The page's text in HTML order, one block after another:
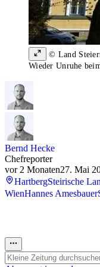
© Land
Wieder Unruhe
Bernd Hecke
Chefreporter
vor 2 Monaten27. Mai
HartbergSteirische
WienHannes Amesbauer